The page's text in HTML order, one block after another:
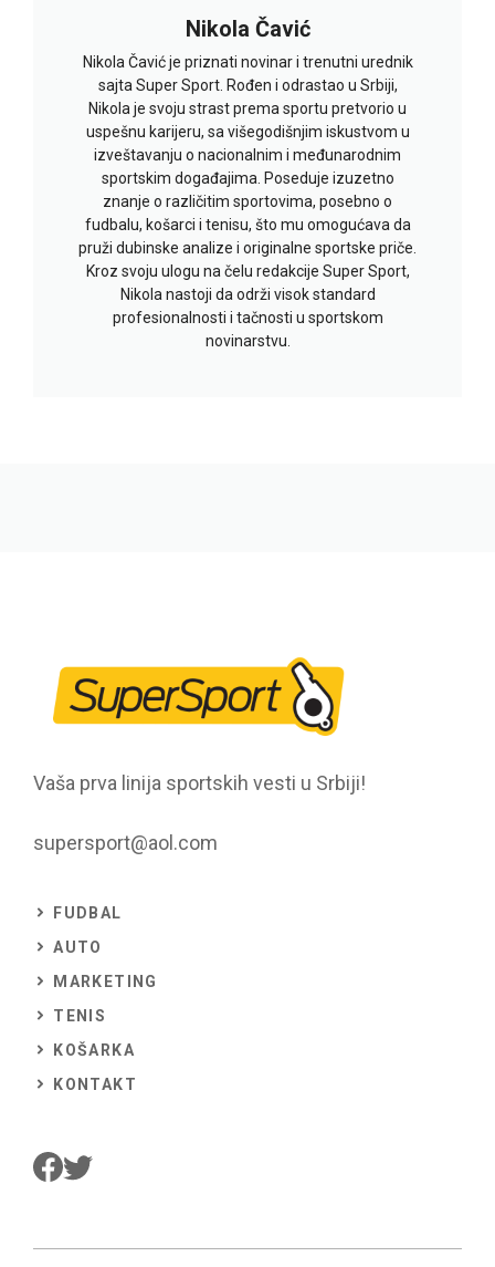
Nikola Čavić
Nikola Čavić je priznati novinar i trenutni urednik
sajta Super Sport. Rođen i odrastao u Srbiji,
Nikola je svoju strast prema sportu pretvorio u
uspešnu karijeru, sa višegodišnjim iskustvom u
izveštavanju o nacionalnim i međunarodnim
sportskim događajima. Poseduje izuzetno
znanje o različitim sportovima, posebno o
fudbalu, košarci i tenisu, što mu omogućava da
pruži dubinske analize i originalne sportske priče.
Kroz svoju ulogu na čelu redakcije Super Sport,
Nikola nastoji da održi visok standard
profesionalnosti i tačnosti u sportskom
novinarstvu.
Vaša prva linija sportskih vesti u Srbiji!
supersport@aol.com
FUDBAL
AUTO
MARKETING
TENIS
KOŠARKA
KONTAKT